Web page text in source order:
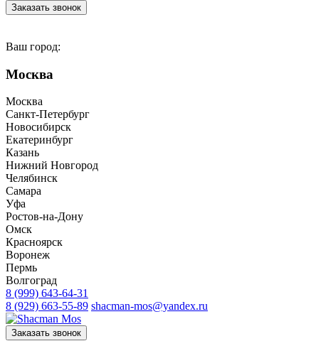
Заказать звонок
Ваш город:
Москва
Москва
Санкт-Петербург
Новосибирск
Екатеринбург
Казань
Нижний Новгород
Челябинск
Самара
Уфа
Ростов-на-Дону
Омск
Красноярск
Воронеж
Пермь
Волгоград
8 (999) 643-64-31
8 (929) 663-55-89 shacman-mos@yandex.ru
Заказать звонок